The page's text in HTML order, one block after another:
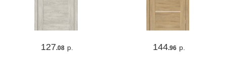
127.08 р. 144.96 р.